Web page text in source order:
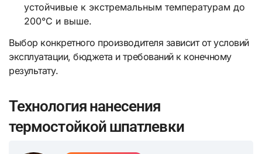
устойчивые к экстремальным температурам до
200°C и выше.
Выбор конкретного производителя зависит от условий
эксплуатации, бюджета и требований к конечному
результату.
Технология нанесения
термостойкой шпатлевки